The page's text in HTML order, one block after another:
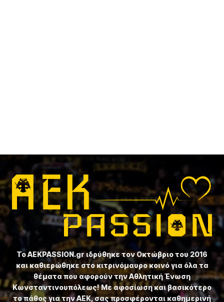
Το ⁦AEKPASSION.gr⁩ ιδρύθηκε τον Οκτώβριο του 2016
και καθιερώθηκε στο κιτρινόμαυρο κοινό για όλα τα
θέματα που αφορούν την Αθλητική Ένωση
Κωνσταντινουπόλεως! Με αφοσίωση και βασικότερο
το πάθος για την ΑΕΚ, σας προσφέρονται καθημερινή